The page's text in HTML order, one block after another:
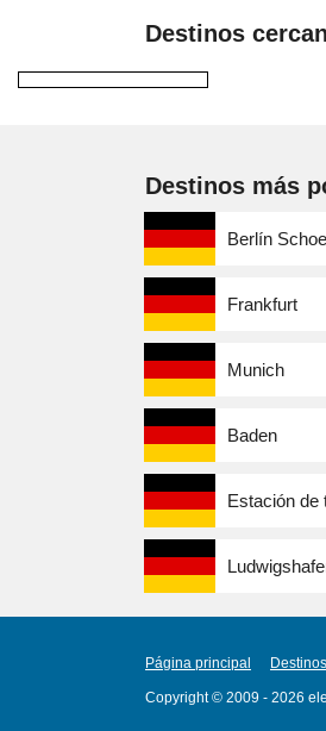
Destinos
Destinos más
Berlín
Frankfurt
Munich
Baden
Estación de
Página principal Destinos
Copyright © 2009 - 2026